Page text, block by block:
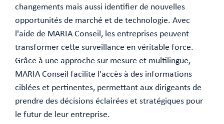
changements mais aussi identifier de nouvelles
opportunités de marché et de technologie. Avec
l'aide de MARIA Conseil, les entreprises peuvent
transformer cette surveillance en véritable force.
Grâce à une approche sur mesure et multilingue,
MARIA Conseil facilite l'accès à des informations
ciblées et pertinentes, permettant aux dirigeants de
prendre des décisions éclairées et stratégiques pour
le futur de leur entreprise.